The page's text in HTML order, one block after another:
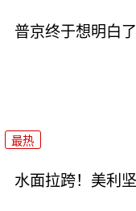
普京终于想明白
最热
水面拉跨！美利